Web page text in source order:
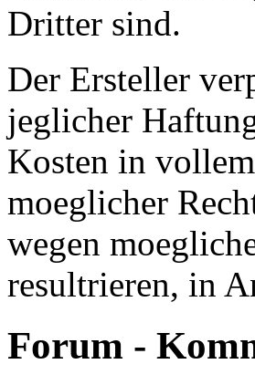
Dritter sind.
Der Ersteller
jeglicher
Kosten in
moeglicher
wegen
resultrieren, in
Forum -